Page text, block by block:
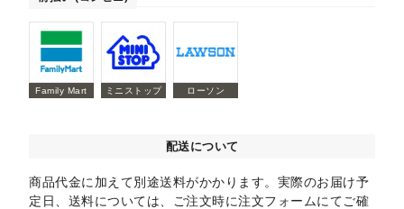
Family Mart ミニストップ ローソン
配送について
商品代金に加えて別途送料がかかります。実際のお届け予
定日、送料については、ご注文時に注文フォームにてご確